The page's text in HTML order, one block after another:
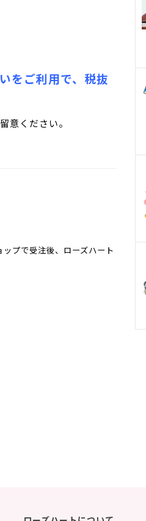
をご利用で、税抜
意ください。
プで受注後、ローズハート